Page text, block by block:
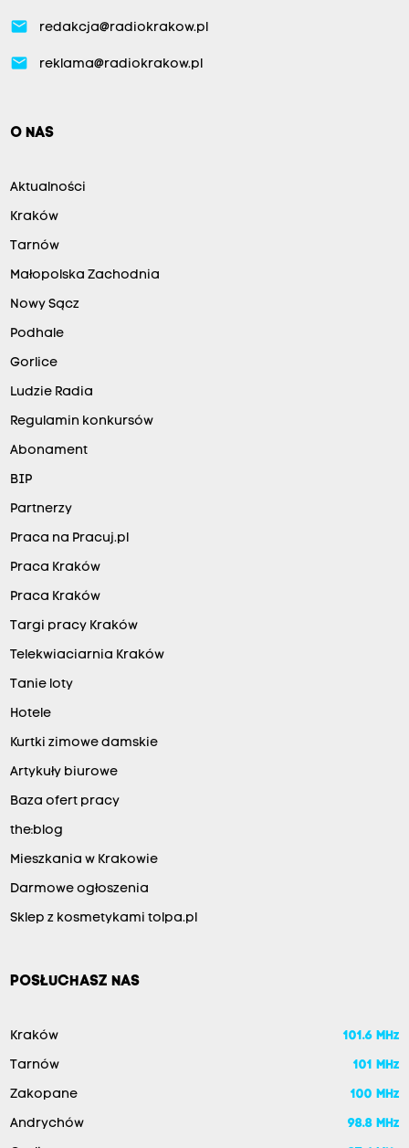
email redakcja@radiokrakow.pl
email reklama@radiokrakow.pl
O NAS
Aktualności
Kraków
Tarnów
Małopolska Zachodnia
Nowy Sącz
Podhale
Gorlice
Ludzie Radia
Regulamin konkursów
Abonament
BIP
Partnerzy
Praca na Pracuj.pl
Praca Kraków
Praca Kraków
Targi pracy Kraków
Telekwiaciarnia Kraków
Tanie loty
Hotele
Kurtki zimowe damskie
Artykuły biurowe
Baza ofert pracy
the:blog
Mieszkania w Krakowie
Darmowe ogłoszenia
Sklep z kosmetykami tolpa.pl
POSŁUCHASZ NAS
Kraków 101.6 MHz
Tarnów 101 MHz
Zakopane 100 MHz
Andrychów 98.8 MHz